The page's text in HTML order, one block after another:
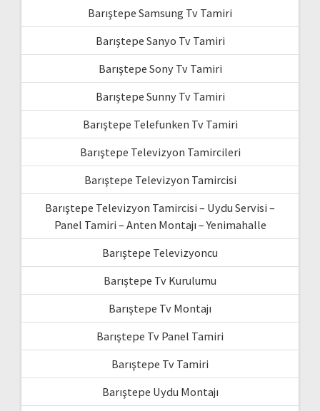
Barıştepe Samsung Tv Tamiri
Barıştepe Sanyo Tv Tamiri
Barıştepe Sony Tv Tamiri
Barıştepe Sunny Tv Tamiri
Barıştepe Telefunken Tv Tamiri
Barıştepe Televizyon Tamircileri
Barıştepe Televizyon Tamircisi
Barıştepe Televizyon Tamircisi – Uydu Servisi –
Panel Tamiri – Anten Montajı – Yenimahalle
Barıştepe Televizyoncu
Barıştepe Tv Kurulumu
Barıştepe Tv Montajı
Barıştepe Tv Panel Tamiri
Barıştepe Tv Tamiri
Barıştepe Uydu Montajı